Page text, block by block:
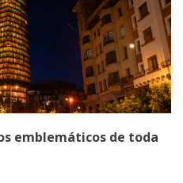
emblemáticos de toda